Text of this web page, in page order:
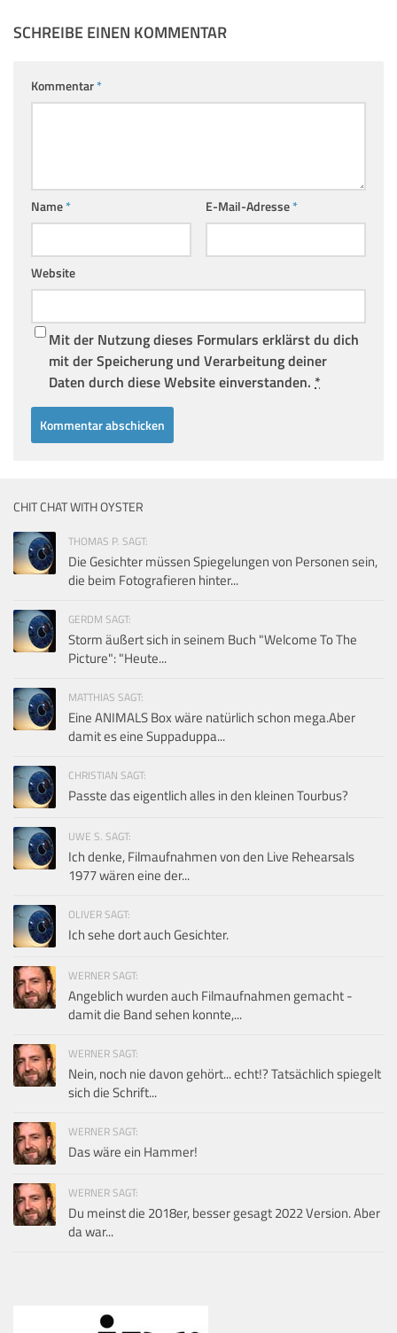
SCHREIBE EINEN KOMMENTAR
Kommentar*
Name* E-Mail-Adresse*
Website
Mit der Nutzung dieses Formulars erklärst du dich
mit der Speicherung und Verarbeitung deiner
Daten durch diese Website einverstanden. *
CHIT CHAT WITH OYSTER
THOMAS P. SAGT:
Die Gesichter müssen Spiegelungen von Personen sein,
die beim Fotografieren hinter...
GERDM SAGT:
Storm äußert sich in seinem Buch "Welcome To The
Picture": "Heute...
MATTHIAS SAGT:
Eine ANIMALS Box wäre natürlich schon mega.Aber
damit es eine Suppaduppa...
CHRISTIAN SAGT:
Passte das eigentlich alles in den kleinen Tourbus?
UWE S. SAGT:
Ich denke, Filmaufnahmen von den Live Rehearsals
1977 wären eine der...
OLIVER SAGT:
Ich sehe dort auch Gesichter.
WERNER SAGT:
Angeblich wurden auch Filmaufnahmen gemacht -
damit die Band sehen konnte,...
WERNER SAGT:
Nein, noch nie davon gehört... echt!? Tatsächlich spiegelt
sich die Schrift...
WERNER SAGT:
Das wäre ein Hammer!
WERNER SAGT:
Du meinst die 2018er, besser gesagt 2022 Version. Aber
da war...